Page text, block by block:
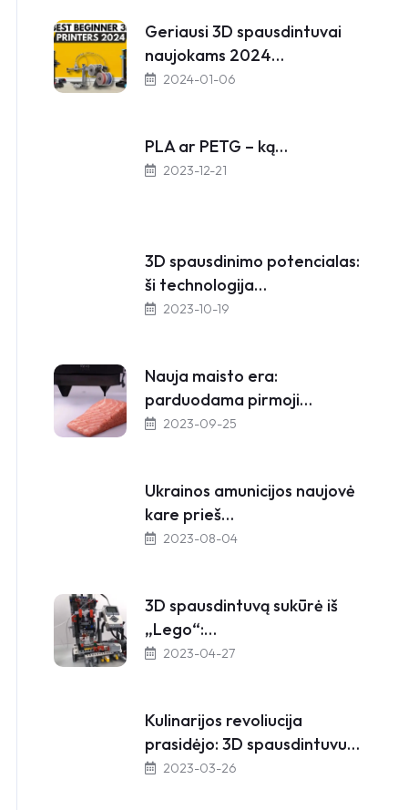
Geriausi 3D spausdintuvai
naujokams 2024…
2024-01-06
PLA ar PETG – ką…
2023-12-21
3D spausdinimo potencialas:
ši technologija…
2023-10-19
Nauja maisto era:
parduodama pirmoji…
2023-09-25
Ukrainos amunicijos naujovė
kare prieš…
2023-08-04
3D spausdintuvą sukūrė iš
„Lego“:…
2023-04-27
Kulinarijos revoliucija
prasidėjo: 3D spausdintuvu…
2023-03-26